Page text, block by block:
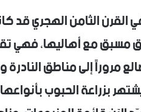
القرن الثامن الهجري قد
مسبق مع أهاليها، فهي
مروراً إلى مناطق
الحبوب